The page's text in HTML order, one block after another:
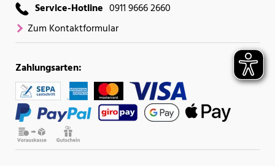
Service-Hotline 0911 9666 2660
Zum Kontaktformular
Zahlungsarten: